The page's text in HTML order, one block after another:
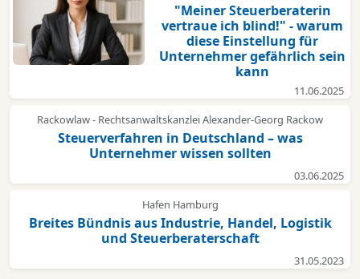
"Meiner Steuerberaterin
vertraue ich blind!" - warum
diese Einstellung für
Unternehmer gefährlich sein
kann
11.06.2025
Rackowlaw - Rechtsanwaltskanzlei Alexander-Georg Rackow
Steuerverfahren in Deutschland – was
Unternehmer wissen sollten
03.06.2025
Hafen Hamburg
Breites Bündnis aus Industrie, Handel, Logistik
und Steuerberaterschaft
31.05.2023